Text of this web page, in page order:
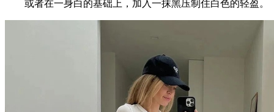
或者在一身白的基础上，加入一抹黑压制住白色的轻盈。